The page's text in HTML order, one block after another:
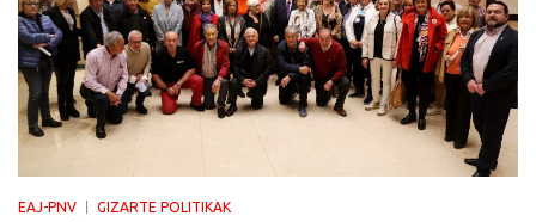
EAJ-PNV GIZARTE POLITIKAK